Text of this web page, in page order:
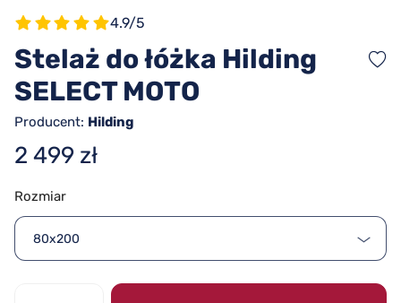
4.9/5
Stelaż do łóżka Hilding
SELECT MOTO
Producent: Hilding
2 499 zł
Rozmiar
80x200